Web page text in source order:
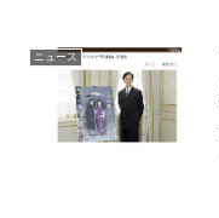
ニュース